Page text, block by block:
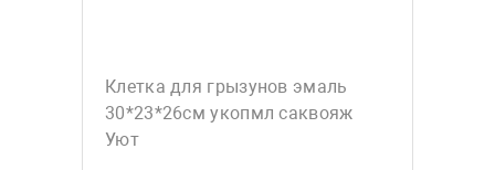
Клетка для грызунов эмаль
30*23*26см укопмл саквояж
Уют